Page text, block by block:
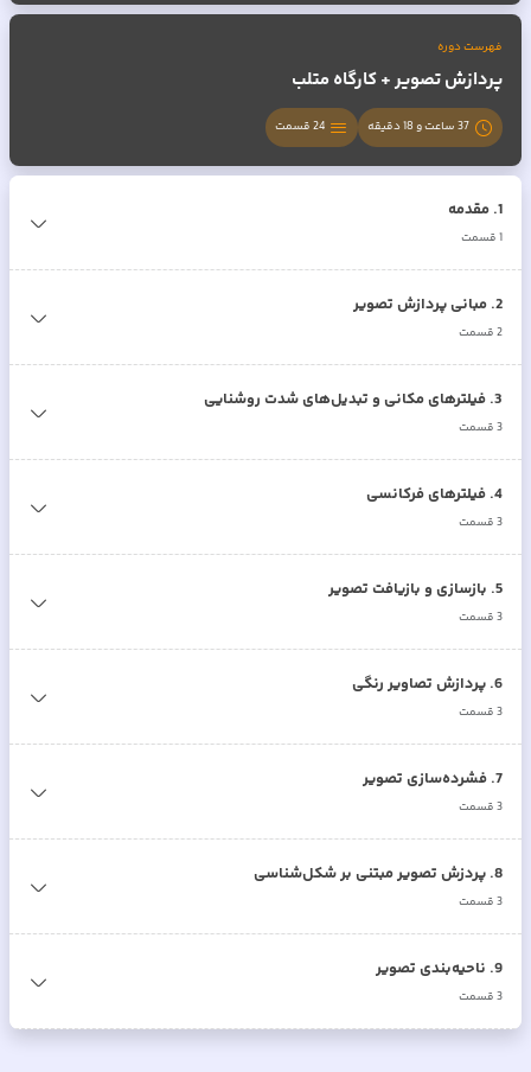
فهرست دوره
پردازش تصویر + کارگاه متلب
37 ساعت و 18 دقیقه 24قسمت
1
. مقدمه
1قسمت
2
. مبانی پردازش تصویر
2قسمت
3
. فیلترهای مکانی و تبدیل‌های شدت روشنایی
3قسمت
4
. فیلترهای فرکانسی
3قسمت
5
. بازسازی و بازیافت تصویر
3قسمت
6
. پردازش تصاویر رنگی
3قسمت
7
. فشرده‌سازی تصویر
3قسمت
8
. پردزش تصویر مبتنی بر شکل‌شناسی
3قسمت
9
. ناحیه‌بندی تصویر
3قسمت